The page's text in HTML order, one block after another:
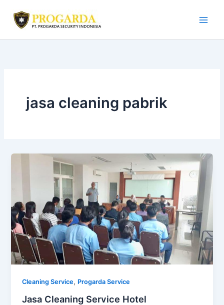
content
jasa cleaning pabrik
Cleaning Service, Progarda Service
Jasa Cleaning Service Hotel